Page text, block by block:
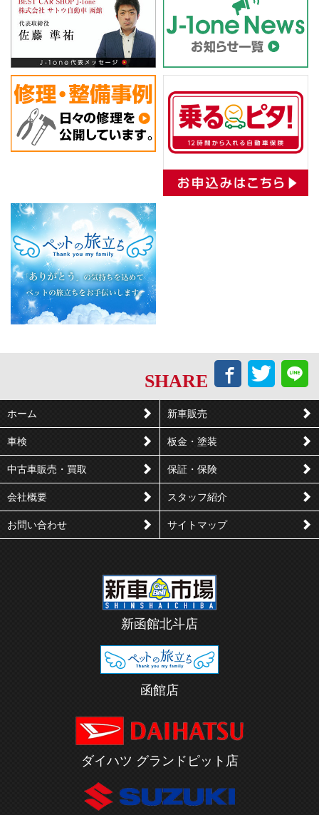
SHARE
Facebook
で
ェ
ア
で
ぶ
や
ホーム 新車販売
車検 板金・塗装
中古車販売・買取 保証・保険
会社概要 スタッフ紹介
お問い合わせ サイトマップ
新函館北斗店
函館店
ダイハツ グランドピット店